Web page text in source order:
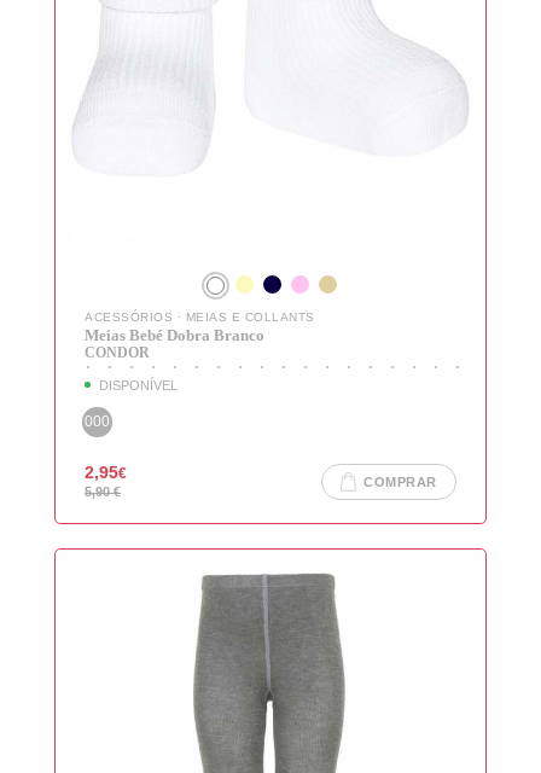
Recuperar Password
CRIAR NOVO CLIENTE
ACESSÓRIOS · MEIAS E COLLANTS
Meias Bebé Dobra Branco
CONDOR
DISPONÍVEL
000
2,95€
5,90€
COMPRAR